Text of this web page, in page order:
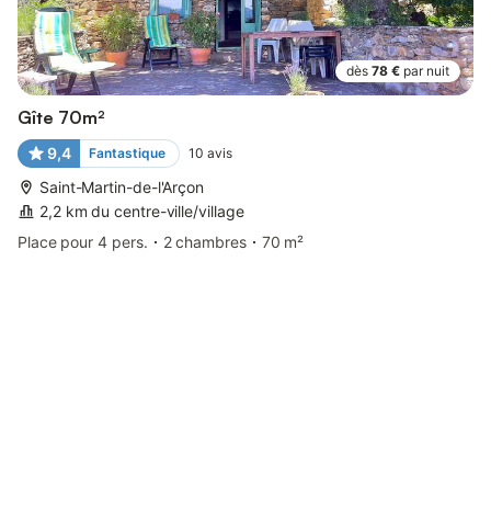
dès 78 € par nuit
Gîte 70m²
9,4 Fantastique 10 avis
Saint-Martin-de-l'Arçon
2,2 km du centre-ville/village
Place pour 4 pers.
2 chambres 70 m²